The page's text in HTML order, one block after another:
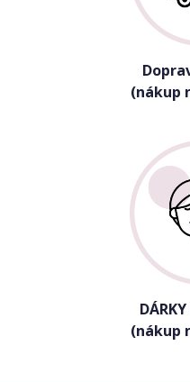
(nákup
(nákup